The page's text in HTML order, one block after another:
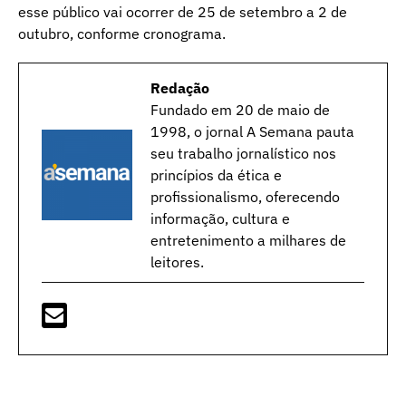
esse público vai ocorrer de 25 de setembro a 2 de
outubro, conforme cronograma.
Redação
Fundado em 20 de maio de
1998, o jornal A Semana pauta
seu trabalho jornalístico nos
princípios da ética e
profissionalismo, oferecendo
informação, cultura e
entretenimento a milhares de
leitores.